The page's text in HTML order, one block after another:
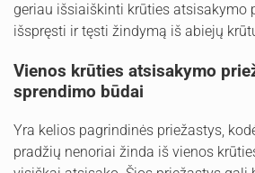
geriau išsiaiškinti krūties atsisakymo
išspręsti ir tęsti žindymą iš abiejų
Vienos krūties atsisakymo
sprendimo būdai
Yra kelios pagrindinės priežastys,
pradžių nenoriai žinda iš vienos